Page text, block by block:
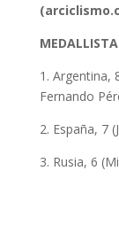
1. Argentina,
Fernando
2. España, 7
3. Rusia, 6